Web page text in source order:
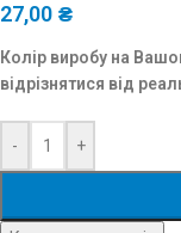
27,00 ₴
Колір виробу на
відрізнятися від
- +